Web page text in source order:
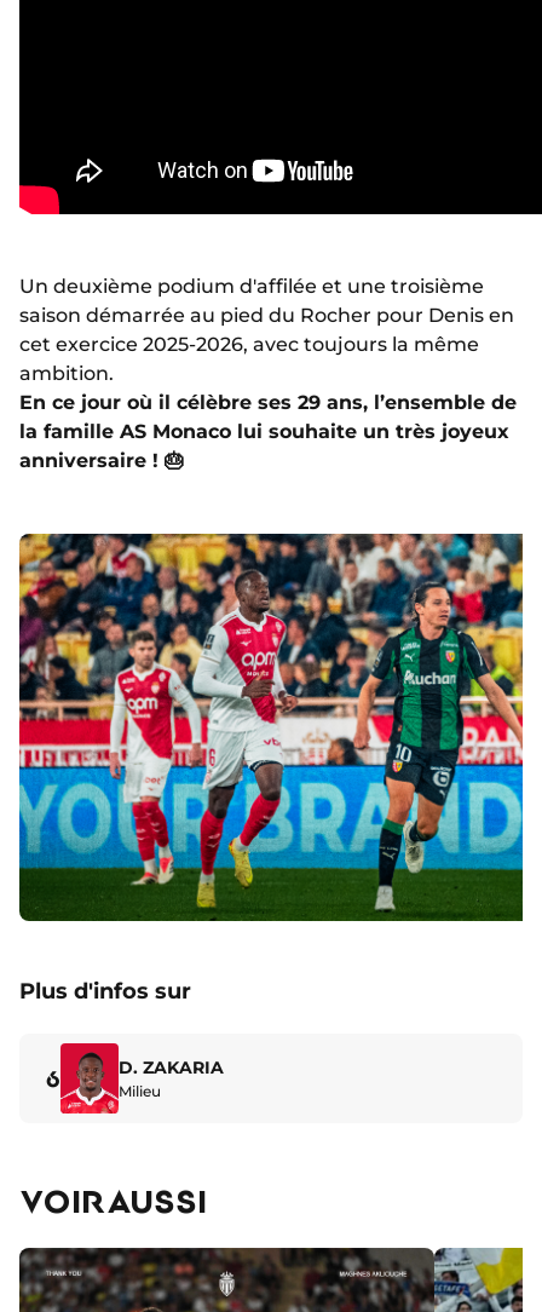
Un deuxième podium d'affilée et une troisième
saison démarrée au pied du Rocher pour Denis en
cet exercice 2025-2026, avec toujours la même
ambition.
En ce jour où il célèbre ses 29 ans, l’ensemble de
la famille AS Monaco lui souhaite un très joyeux
anniversaire ! 🎂
Plus d'infos sur
6 D. ZAKARIA
Milieu
VOIR AUSSI